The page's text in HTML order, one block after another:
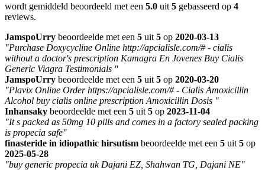
wordt gemiddeld beoordeeld met een 5.0 uit 5 gebasseerd op 4
reviews.
JamspoUrry beoordeelde met een 5 uit 5 op 2020-03-13
"Purchase Doxycycline Online http://apcialisle.com/# - cialis
without a doctor's prescription Kamagra En Jovenes Buy Cialis
Generic Viagra Testimonials "
JamspoUrry beoordeelde met een 5 uit 5 op 2020-03-20
"Plavix Online Order https://apcialisle.com/# - Cialis Amoxicillin
Alcohol buy cialis online prescription Amoxicillin Dosis "
Inhansaky beoordeelde met een 5 uit 5 op 2023-11-04
"It s packed as 50mg 10 pills and comes in a factory sealed packing
is propecia safe"
finasteride in idiopathic hirsutism beoordeelde met een 5 uit 5 op
2025-05-28
"buy generic propecia uk Dajani EZ, Shahwan TG, Dajani NE"